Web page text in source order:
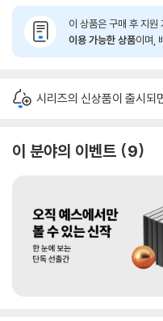
이 상품은 구매 후 지원
이용 가능한 상품이며,
시리즈의 신상품이 출시되
이 분야의 이벤트 9